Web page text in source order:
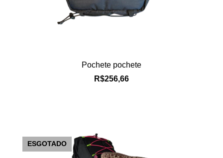
Pochete pochete
R$256,66
ESGOTADO